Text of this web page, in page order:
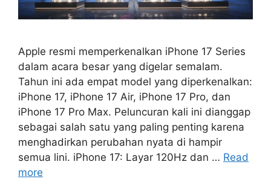
Apple resmi memperkenalkan iPhone 17 Series
dalam acara besar yang digelar semalam.
Tahun ini ada empat model yang diperkenalkan:
iPhone 17, iPhone 17 Air, iPhone 17 Pro, dan
iPhone 17 Pro Max. Peluncuran kali ini dianggap
sebagai salah satu yang paling penting karena
menghadirkan perubahan nyata di hampir
semua lini. iPhone 17: Layar 120Hz dan … Read
more